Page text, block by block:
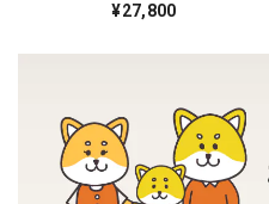
¥27,800